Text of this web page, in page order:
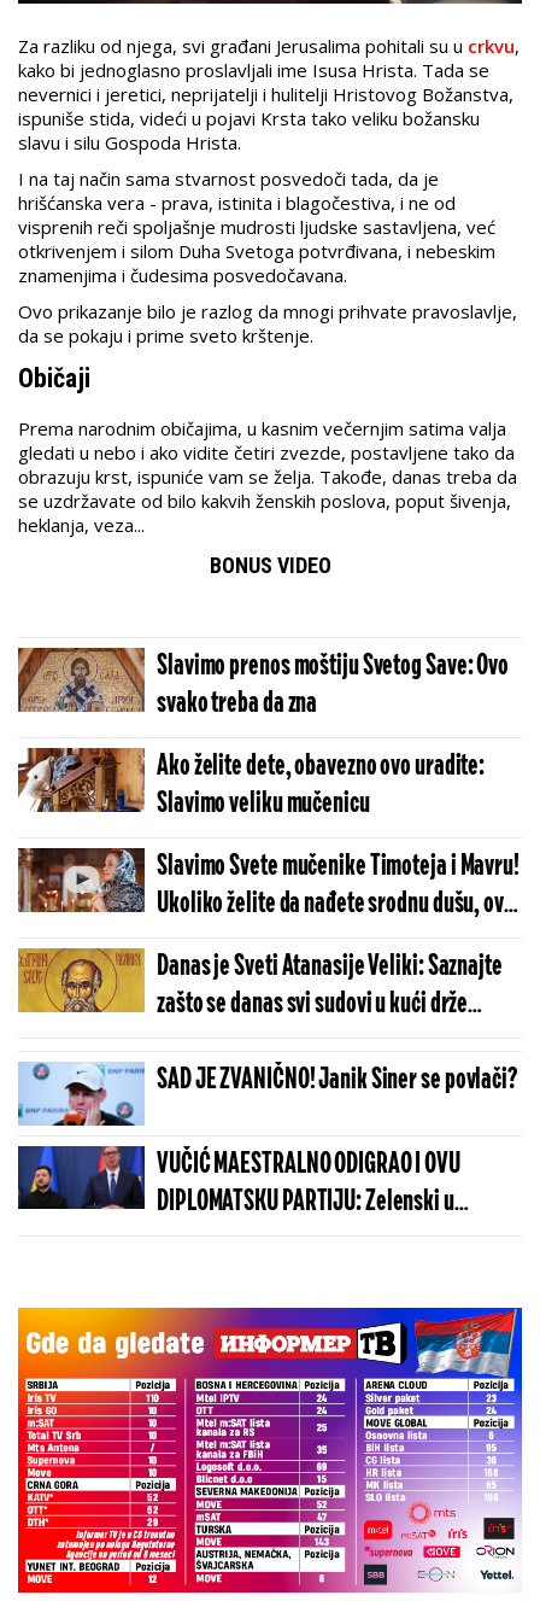
Za razliku od njega, svi građani Jerusalima pohitali su u crkvu,
kako bi jednoglasno proslavljali ime Isusa Hrista. Tada se
nevernici i jeretici, neprijatelji i hulitelji Hristovog Božanstva,
ispuniše stida, videći u pojavi Krsta tako veliku božansku
slavu i silu Gospoda Hrista.
I na taj način sama stvarnost posvedoči tada, da je
hrišćanska vera - prava, istinita i blagočestiva, i ne od
visprenih reči spoljašnje mudrosti ljudske sastavljena, već
otkrivenjem i silom Duha Svetoga potvrđivana, i nebeskim
znamenjima i čudesima posvedočavana.
Ovo prikazanje bilo je razlog da mnogi prihvate pravoslavlje,
da se pokaju i prime sveto krštenje.
Običaji
Prema narodnim običajima, u kasnim večernjim satima valja
gledati u nebo i ako vidite četiri zvezde, postavljene tako da
obrazuju krst, ispuniće vam se želja. Takođe, danas treba da
se uzdržavate od bilo kakvih ženskih poslova, poput šivenja,
heklanja, veza...
BONUS VIDEO
Slavimo prenos moštiju Svetog Save: Ovo
svako treba da zna
Ako želite dete, obavezno ovo uradite:
Slavimo veliku mučenicu
Slavimo Svete mučenike Timoteja i Mavru!
Ukoliko želite da nađete srodnu dušu, ovo
nikako ne radite
Danas je Sveti Atanasije Veliki: Saznajte
zašto se danas svi sudovi u kući drže
zatvoreni
SAD JE ZVANIČNO! Janik Siner se povlači?
VUČIĆ MAESTRALNO ODIGRAO I OVU
DIPLOMATSKU PARTIJU: Zelenski u
Beogradu potvrdio - Kosovo je Srbija